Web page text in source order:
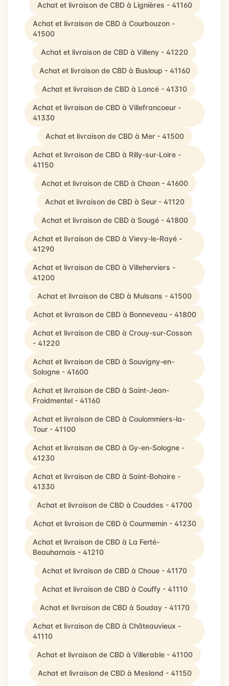
Achat et livraison de CBD à Lignières - 41160
Achat et livraison de CBD à Courbouzon -
41500
Achat et livraison de CBD à Villeny - 41220
Achat et livraison de CBD à Busloup - 41160
Achat et livraison de CBD à Lancé - 41310
Achat et livraison de CBD à Villefrancoeur -
41330
Achat et livraison de CBD à Mer - 41500
Achat et livraison de CBD à Rilly-sur-Loire -
41150
Achat et livraison de CBD à Chaon - 41600
Achat et livraison de CBD à Seur - 41120
Achat et livraison de CBD à Sougé - 41800
Achat et livraison de CBD à Vievy-le-Rayé -
41290
Achat et livraison de CBD à Villeherviers -
41200
Achat et livraison de CBD à Mulsans - 41500
Achat et livraison de CBD à Bonneveau - 41800
Achat et livraison de CBD à Crouy-sur-Cosson
- 41220
Achat et livraison de CBD à Souvigny-en-
Sologne - 41600
Achat et livraison de CBD à Saint-Jean-
Froidmentel - 41160
Achat et livraison de CBD à Coulommiers-la-
Tour - 41100
Achat et livraison de CBD à Gy-en-Sologne -
41230
Achat et livraison de CBD à Saint-Bohaire -
41330
Achat et livraison de CBD à Couddes - 41700
Achat et livraison de CBD à Courmemin - 41230
Achat et livraison de CBD à La Ferté-
Beauharnais - 41210
Achat et livraison de CBD à Choue - 41170
Achat et livraison de CBD à Couffy - 41110
Achat et livraison de CBD à Souday - 41170
Achat et livraison de CBD à Châteauvieux -
41110
Achat et livraison de CBD à Villerable - 41100
Achat et livraison de CBD à Mesland - 41150